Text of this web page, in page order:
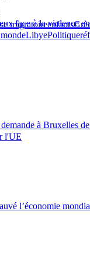
face à la violence
migratoireenfants
LibyePolitique
à Bruxelles de
l'UE
l’économie